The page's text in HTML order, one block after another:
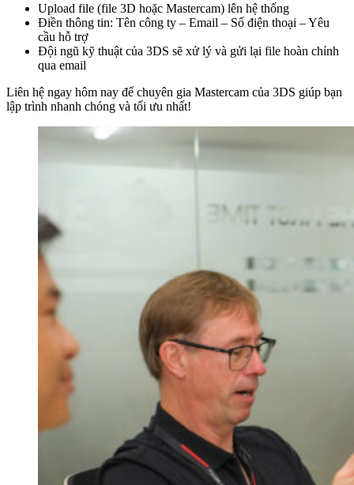
Upload file (file 3D hoặc Mastercam) lên hệ thống
Điền thông tin: Tên công ty – Email – Số điện thoại – Yêu
cầu hỗ trợ
Đội ngũ kỹ thuật của 3DS sẽ xử lý và gửi lại file hoàn chỉnh
qua email
Liên hệ ngay hôm nay để chuyên gia Mastercam của 3DS giúp bạn
lập trình nhanh chóng và tối ưu nhất!